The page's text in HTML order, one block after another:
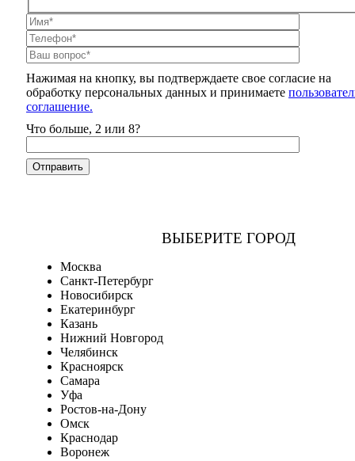
Нажимая на кнопку, вы подтверждаете свое согласие на
обработку персональных данных и принимаете
соглашение.
Что больше, 2 или 8?
ВЫБЕРИТЕ ГОРОД
Москва
Санкт-Петербург
Новосибирск
Екатеринбург
Казань
Нижний Новгород
Челябинск
Красноярск
Самара
Уфа
Ростов-на-Дону
Омск
Краснодар
Воронеж